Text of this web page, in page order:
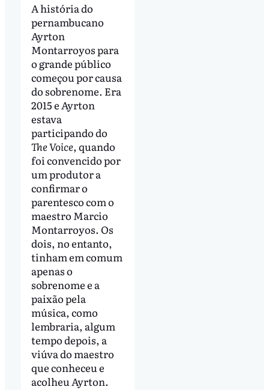
A história do
pernambucano
Ayrton
Montarroyos para
o grande público
começou por causa
do sobrenome. Era
2015 e Ayrton
estava
participando do
The Voice, quando
foi convencido por
um produtor a
confirmar o
parentesco com o
maestro Marcio
Montarroyos. Os
dois, no entanto,
tinham em comum
apenas o
sobrenome e a
paixão pela
música, como
lembraria, algum
tempo depois, a
viúva do maestro
que conheceu e
acolheu Ayrton.